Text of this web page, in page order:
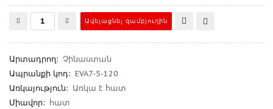
Արտադրող: Չինաստան
Ապրանքի կոդ: EVA7-5-120
Առկայություն: Առկա է հատ
Միավոր: հատ